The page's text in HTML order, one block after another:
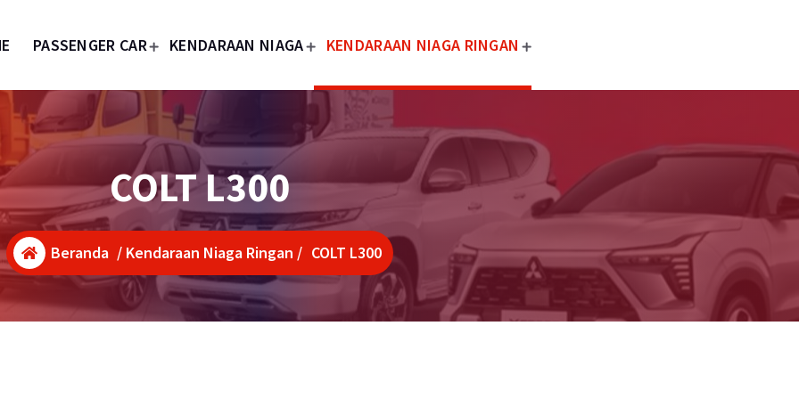
PASSENGER CAR KENDARAAN NIAGA KENDARAAN NIAGA RINGAN
COLT L300
Beranda / Kendaraan Niaga Ringan / COLT L300